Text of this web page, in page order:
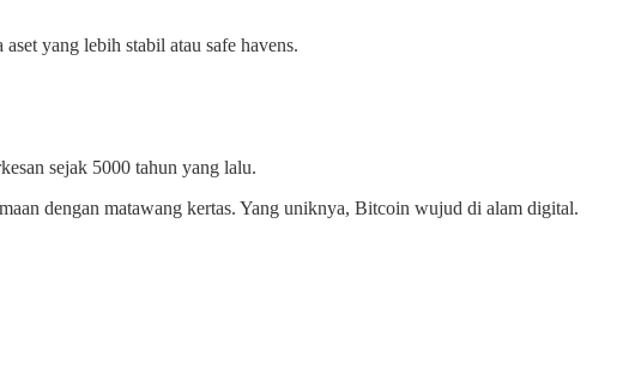
yang lebih stabil atau safe havens.
sejak 5000 tahun yang lalu.
dengan matawang kertas. Yang uniknya, Bitcoin wujud di alam digital.